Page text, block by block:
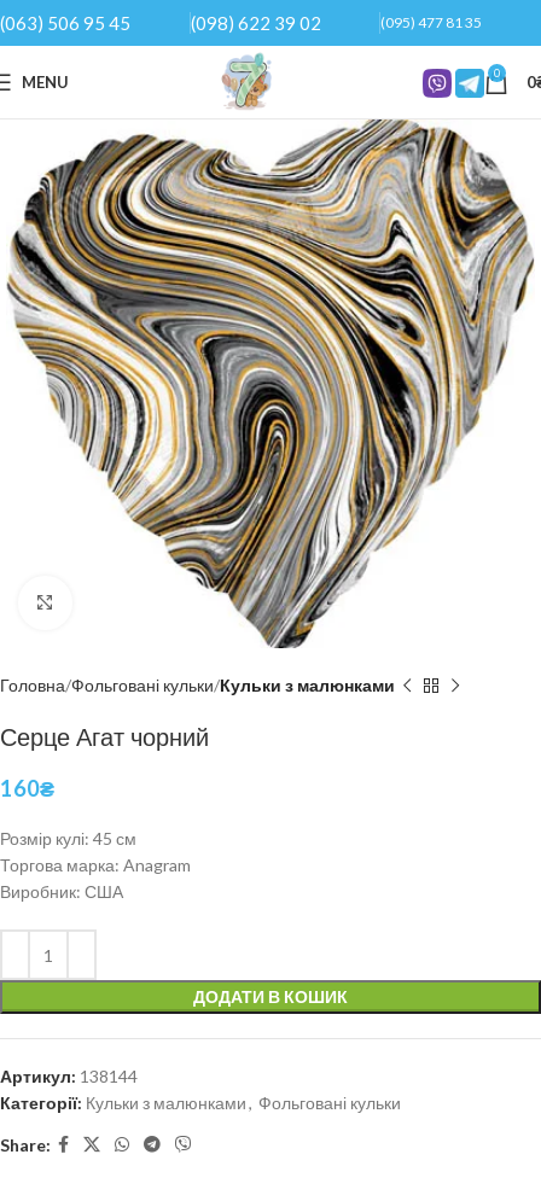
(063) 506 95 45 (098) 622 39 02 (095) 477 81 35
MENU 0 0
Головна Фольговані кульки Кульки з малюнками
Серце Агат чорний
160₴
Розмір кулі: 45 см
Торгова марка: Anagram
Виробник: США
ДОДАТИ В КОШИК
Артикул: 138144
Категорії: Кульки з малюнками, Фольговані кульки
Share: